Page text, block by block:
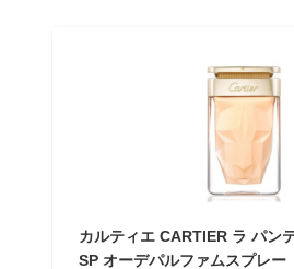
カルティエ CARTIER ラ パン
SP オーデパルファムスプレー